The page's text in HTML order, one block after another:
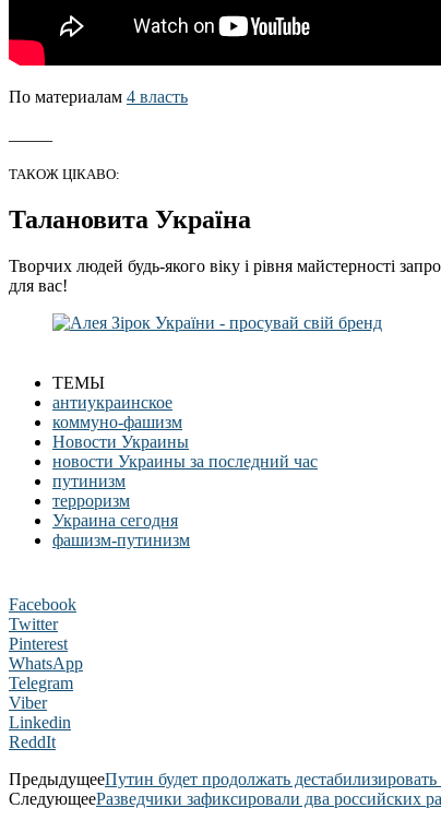
По материалам 4 власть
ТАКОЖ ЦІКАВО:
Талановита Україна
Творчих людей будь-якого віку і рівня майстерності
для вас!
ТЕМЫ
антиукраинское
коммуно-фашизм
Новости Украины
новости Украины за последний час
путинизм
терроризм
Украина сегодня
фашизм-путинизм
Facebook
Twitter
Pinterest
WhatsApp
Telegram
Viber
Linkedin
ReddIt
ПредыдущееПутин будет продолжать
СледующееРазведчики зафиксировали два российских